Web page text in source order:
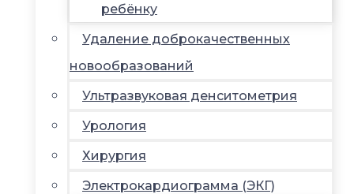
ребёнку
Удаление доброкачественных
новообразований
Ультразвуковая денситометрия
Урология
Хирургия
Электрокардиограмма (ЭКГ)